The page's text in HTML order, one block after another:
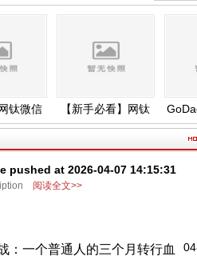
微信
更新
【新手必看】网钛
CMS建站教程
中
pushed at 2026-04-07 14:15:31
阅读全文>>
：一个普通人的三个月转行血